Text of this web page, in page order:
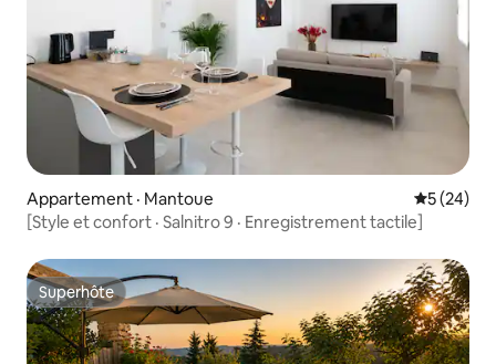
Appartement · Mantoue Note
5 (24)
[Style et confort · Salnitro 9 · Enregistrement tactile]
Superhôte
Superhôte